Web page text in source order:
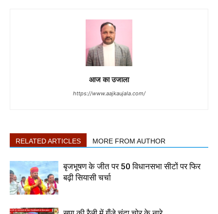
आज का उजाला
https://www.aajkaujala.com/
RELATED ARTICLES MORE FROM AUTHOR
बृजभूषण के जीत पर 50 विधानसभा सीटों पर फिर
बढ़ी सियासी चर्चा